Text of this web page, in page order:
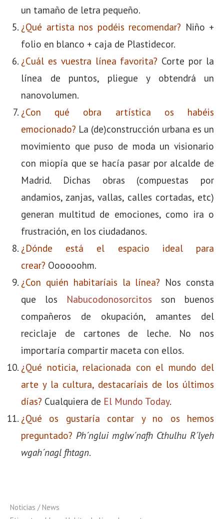
un tamaño de letra pequeño.
¿Qué artista nos podéis recomendar? Niño +
folio en blanco + caja de Plastidecor.
¿Cuál es vuestra línea favorita? Corte por la
línea de puntos, pliegue y obtendrá un
nanovolumen.
¿Con qué obra artística os habéis
emocionado? La (de)construcción urbana es un
movimiento que puso de moda un visionario
con miopía que se hacía pasar por alcalde de
Madrid. Dichas obras (compuestas por
andamios, zanjas, vallas, calles cortadas, etc)
generan multitud de emociones, como ira o
frustración, en los ciudadanos.
¿Dónde está el espacio ideal para
crear? Oooooohm.
¿Con quién habitaríais la línea? Nos consta
que los Nabucodonosorcitos son buenos
compañeros de okupación, amantes del
reciclaje de cartones de leche. No nos
importaría compartir maceta con ellos.
¿Qué noticia, relacionada con el mundo del
arte y la cultura, destacaríais de los últimos
días? Cualquiera de El Mundo Today.
¿Qué os gustaría contar y no os hemos
preguntado? Ph´nglui mglw´nafh Cthulhu R´lyeh
wgah´nagl fhtagn.
Noticias / News